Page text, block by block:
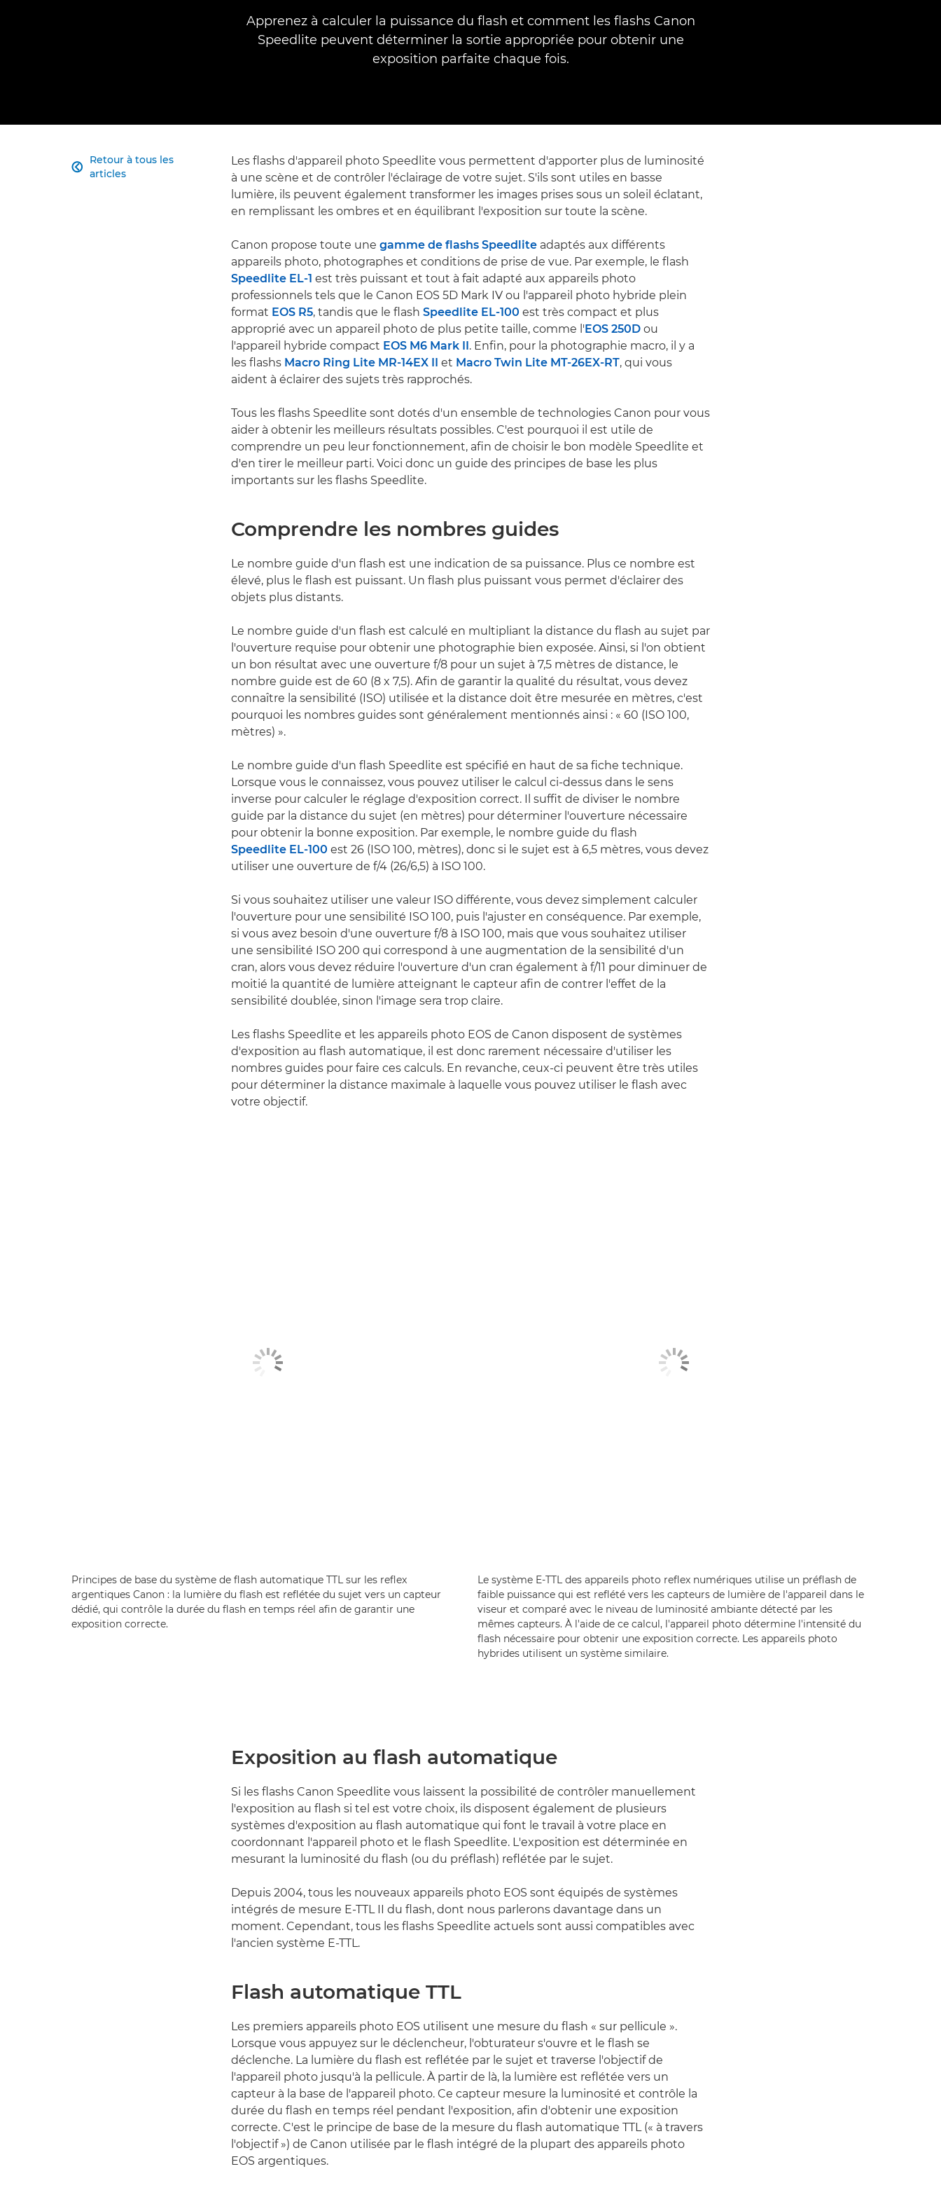
Apprenez à calculer la puissance du flash et comment les flashs Canon
Speedlite peuvent déterminer la sortie appropriée pour obtenir une
exposition parfaite chaque fois.
Retour à tous les
articles

Les flashs d'appareil photo Speedlite vous permettent d'apporter plus de luminosité
à une scène et de contrôler l'éclairage de votre sujet. S'ils sont utiles en basse
lumière, ils peuvent également transformer les images prises sous un soleil éclatant,
en remplissant les ombres et en équilibrant l'exposition sur toute la scène.
Canon propose toute une gamme de flashs Speedlite adaptés aux différents
appareils photo, photographes et conditions de prise de vue. Par exemple, le flash
Speedlite EL-1 est très puissant et tout à fait adapté aux appareils photo
professionnels tels que le Canon EOS 5D Mark IV ou l'appareil photo hybride plein
format EOS R5, tandis que le flash Speedlite EL-100 est très compact et plus
approprié avec un appareil photo de plus petite taille, comme l'EOS 250D ou
l'appareil hybride compact EOS M6 Mark II. Enfin, pour la photographie macro, il y a
les flashs Macro Ring Lite MR-14EX II et Macro Twin Lite MT-26EX-RT, qui vous
aident à éclairer des sujets très rapprochés.
Tous les flashs Speedlite sont dotés d'un ensemble de technologies Canon pour vous
aider à obtenir les meilleurs résultats possibles. C'est pourquoi il est utile de
comprendre un peu leur fonctionnement, afin de choisir le bon modèle Speedlite et
d'en tirer le meilleur parti. Voici donc un guide des principes de base les plus
importants sur les flashs Speedlite.
Comprendre les nombres guides
Le nombre guide d'un flash est une indication de sa puissance. Plus ce nombre est
élevé, plus le flash est puissant. Un flash plus puissant vous permet d'éclairer des
objets plus distants.
Le nombre guide d'un flash est calculé en multipliant la distance du flash au sujet par
l'ouverture requise pour obtenir une photographie bien exposée. Ainsi, si l'on obtient
un bon résultat avec une ouverture f/8 pour un sujet à 7,5 mètres de distance, le
nombre guide est de 60 (8 x 7,5). Afin de garantir la qualité du résultat, vous devez
connaître la sensibilité (ISO) utilisée et la distance doit être mesurée en mètres, c'est
pourquoi les nombres guides sont généralement mentionnés ainsi : « 60 (ISO 100,
mètres) ».
Le nombre guide d'un flash Speedlite est spécifié en haut de sa fiche technique.
Lorsque vous le connaissez, vous pouvez utiliser le calcul ci-dessus dans le sens
inverse pour calculer le réglage d'exposition correct. Il suffit de diviser le nombre
guide par la distance du sujet (en mètres) pour déterminer l'ouverture nécessaire
pour obtenir la bonne exposition. Par exemple, le nombre guide du flash
Speedlite EL-100 est 26 (ISO 100, mètres), donc si le sujet est à 6,5 mètres, vous devez
utiliser une ouverture de f/4 (26/6,5) à ISO 100.
Si vous souhaitez utiliser une valeur ISO différente, vous devez simplement calculer
l'ouverture pour une sensibilité ISO 100, puis l'ajuster en conséquence. Par exemple,
si vous avez besoin d'une ouverture f/8 à ISO 100, mais que vous souhaitez utiliser
une sensibilité ISO 200 qui correspond à une augmentation de la sensibilité d'un
cran, alors vous devez réduire l'ouverture d'un cran également à f/11 pour diminuer de
moitié la quantité de lumière atteignant le capteur afin de contrer l'effet de la
sensibilité doublée, sinon l'image sera trop claire.
Les flashs Speedlite et les appareils photo EOS de Canon disposent de systèmes
d'exposition au flash automatique, il est donc rarement nécessaire d'utiliser les
nombres guides pour faire ces calculs. En revanche, ceux-ci peuvent être très utiles
pour déterminer la distance maximale à laquelle vous pouvez utiliser le flash avec
votre objectif.
Principes de base du système de flash automatique TTL sur les reflex
argentiques Canon : la lumière du flash est reflétée du sujet vers un capteur
dédié, qui contrôle la durée du flash en temps réel afin de garantir une
exposition correcte.
Le système E-TTL des appareils photo reflex numériques utilise un préflash de
faible puissance qui est reflété vers les capteurs de lumière de l'appareil dans le
viseur et comparé avec le niveau de luminosité ambiante détecté par les
mêmes capteurs. À l'aide de ce calcul, l'appareil photo détermine l'intensité du
flash nécessaire pour obtenir une exposition correcte. Les appareils photo
hybrides utilisent un système similaire.
Exposition au flash automatique
Si les flashs Canon Speedlite vous laissent la possibilité de contrôler manuellement
l'exposition au flash si tel est votre choix, ils disposent également de plusieurs
systèmes d'exposition au flash automatique qui font le travail à votre place en
coordonnant l'appareil photo et le flash Speedlite. L'exposition est déterminée en
mesurant la luminosité du flash (ou du préflash) reflétée par le sujet.
Depuis 2004, tous les nouveaux appareils photo EOS sont équipés de systèmes
intégrés de mesure E-TTL II du flash, dont nous parlerons davantage dans un
moment. Cependant, tous les flashs Speedlite actuels sont aussi compatibles avec
l'ancien système E-TTL.
Flash automatique TTL
Les premiers appareils photo EOS utilisent une mesure du flash « sur pellicule ».
Lorsque vous appuyez sur le déclencheur, l'obturateur s'ouvre et le flash se
déclenche. La lumière du flash est reflétée par le sujet et traverse l'objectif de
l'appareil photo jusqu'à la pellicule. À partir de là, la lumière est reflétée vers un
capteur à la base de l'appareil photo. Ce capteur mesure la luminosité et contrôle la
durée du flash en temps réel pendant l'exposition, afin d'obtenir une exposition
correcte. C'est le principe de base de la mesure du flash automatique TTL (« à travers
l'objectif ») de Canon utilisée par le flash intégré de la plupart des appareils photo
EOS argentiques.